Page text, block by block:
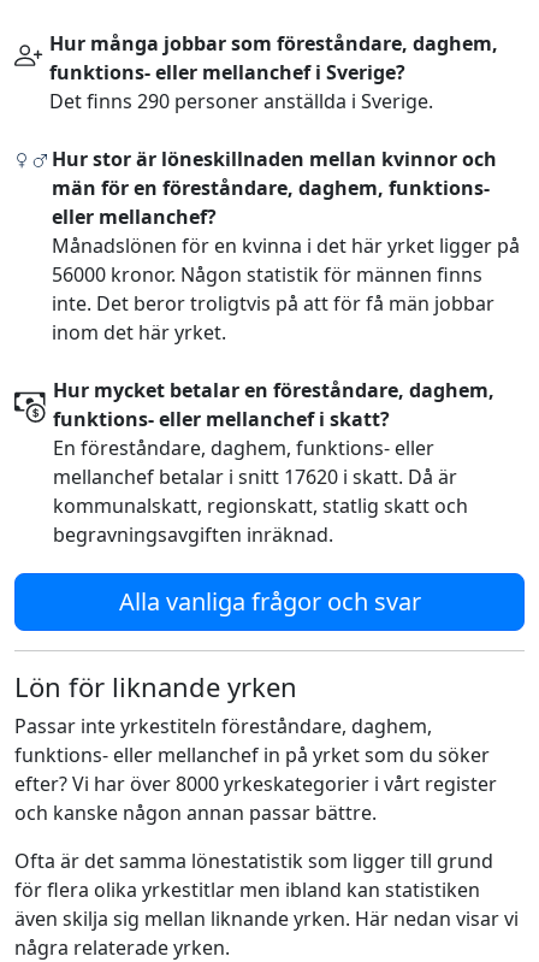
Hur många jobbar som föreståndare, daghem,
funktions- eller mellanchef i Sverige?
Det finns 290 personer anställda i Sverige.
Hur stor är löneskillnaden mellan kvinnor och
män för en föreståndare, daghem, funktions-
eller mellanchef?
Månadslönen för en kvinna i det här yrket ligger på
56000 kronor. Någon statistik för männen finns
inte. Det beror troligtvis på att för få män jobbar
inom det här yrket.
Hur mycket betalar en föreståndare, daghem,
funktions- eller mellanchef i skatt?
En föreståndare, daghem, funktions- eller
mellanchef betalar i snitt 17620 i skatt. Då är
kommunalskatt, regionskatt, statlig skatt och
begravningsavgiften inräknad.
Alla vanliga frågor och svar
Lön för liknande yrken
Passar inte yrkestiteln föreståndare, daghem,
funktions- eller mellanchef in på yrket som du söker
efter? Vi har över 8000 yrkeskategorier i vårt register
och kanske någon annan passar bättre.
Ofta är det samma lönestatistik som ligger till grund
för flera olika yrkestitlar men ibland kan statistiken
även skilja sig mellan liknande yrken. Här nedan visar vi
några relaterade yrken.